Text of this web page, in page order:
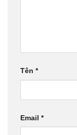
Tên *
Email *